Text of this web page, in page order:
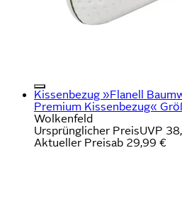
Kissenbezug »Flanell
Premium Kissenbezug«
Wolkenfeld
Ursprünglicher PreisUVP
Aktueller Preisab 29,99 €